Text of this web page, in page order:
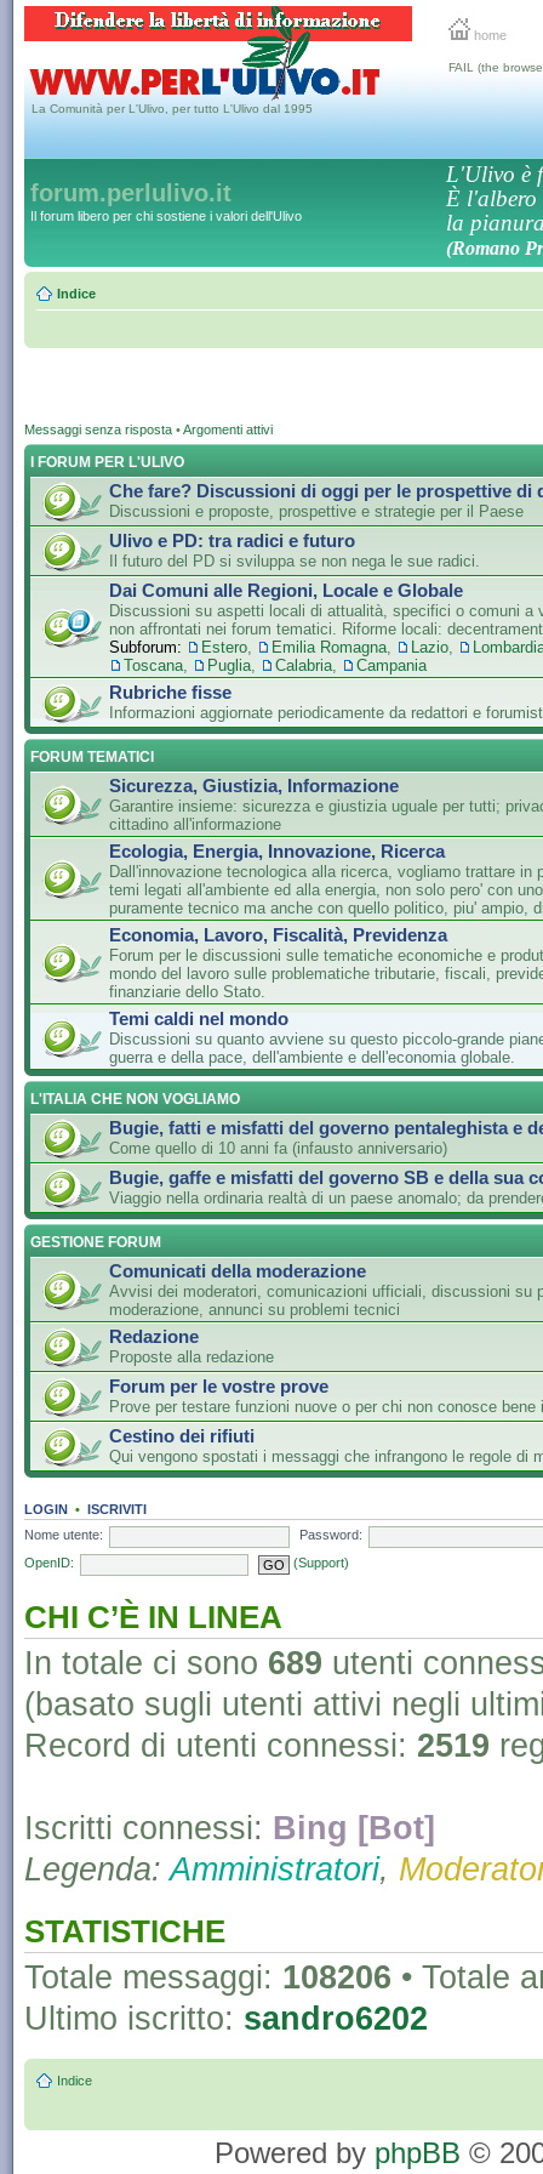
home
La Comunità per L'Ulivo, per tutto L'Ulivo dal 1995
FAIL (the
forum.perlulivo.it
Il forum libero per chi sostiene i valori dell'Ulivo
L'Ulivo è
È l'albero
la
(Romano
Indice
Messaggi senza risposta •Argomenti attivi
I FORUM PER L'ULIVO
Che fare? Discussioni di oggi per le prospettive di
Discussioni e proposte, prospettive e strategie per il Paese
Ulivo e PD: tra radici e futuro
Il futuro del PD si sviluppa se non nega le sue radici.
Dai Comuni alle Regioni, Locale e Globale
Discussioni su aspetti locali di attualità, specifici o comuni a
non affrontati nei forum tematici. Riforme locali:
Subforum:
Estero Emilia Romagna Lazio
Toscana
Puglia Calabria Campania
Rubriche fisse
Informazioni aggiornate periodicamente da redattori e
FORUM TEMATICI
Sicurezza, Giustizia, Informazione
Garantire insieme: sicurezza e giustizia uguale per tutti;
cittadino all'informazione
Ecologia, Energia, Innovazione, Ricerca
Dall'innovazione tecnologica alla ricerca, vogliamo trattare in
temi legati all'ambiente ed alla energia, non solo pero' con
puramente tecnico ma anche con quello politico, piu' ampio,
Economia, Lavoro, Fiscalità, Previdenza
Forum per le discussioni sulle tematiche economiche e
mondo del lavoro sulle problematiche tributarie, fiscali,
finanziarie dello Stato.
Temi caldi nel mondo
Discussioni su quanto avviene su questo piccolo-grande
guerra e della pace, dell'ambiente e dell'economia globale.
L'ITALIA CHE NON VOGLIAMO
Bugie, fatti e misfatti del governo pentaleghista e
Come quello di 10 anni fa (infausto anniversario)
Bugie, gaffe e misfatti del governo SB e della sua
Viaggio nella ordinaria realtà di un paese anomalo; da
GESTIONE FORUM
Comunicati della moderazione
Avvisi dei moderatori, comunicazioni ufficiali, discussioni su
moderazione, annunci su problemi tecnici
Redazione
Proposte alla redazione
Forum per le vostre prove
Prove per testare funzioni nuove o per chi non conosce bene
Cestino dei rifiuti
Qui vengono spostati i messaggi che infrangono le regole di
LOGIN • ISCRIVITI
Nome utente:
Password:
OpenID:
(Support)
CHI C’È IN LINEA
In totale ci sono 689 utenti
(basato sugli utenti attivi negli
Record di utenti connessi: 2519
Iscritti connessi: Bing [Bot]
Legenda:Amministratori,
STATISTICHE
Totale messaggi: 108206 • Totale
Ultimo iscritto: sandro6202
Indice
Powered by phpBB ©